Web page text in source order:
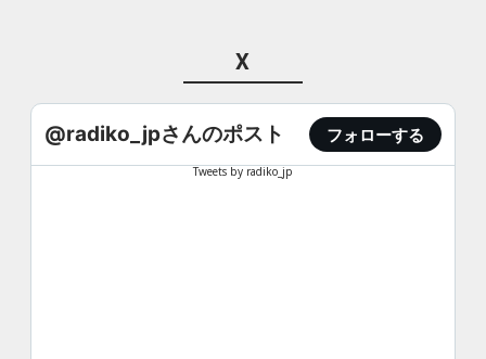
X
@radiko_jpさんのポスト フォローする
Tweets by radiko_jp